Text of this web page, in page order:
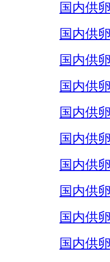
国内供
国内供
国内供
国内供
国内供
国内供
国内供
国内供
国内供
国内供